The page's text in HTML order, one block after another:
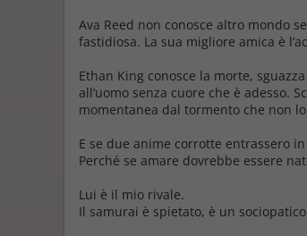
Ava Reed non conosce altro mondo
fastidiosa. La sua migliore amica è
Ethan King conosce la morte,
all’uomo senza cuore che è adesso.
momentanea dal tormento che non
E se due anime corrotte entrassero
Perché se amare dovrebbe essere
Lui è il mio rivale.
Il samurai è spietato, è un